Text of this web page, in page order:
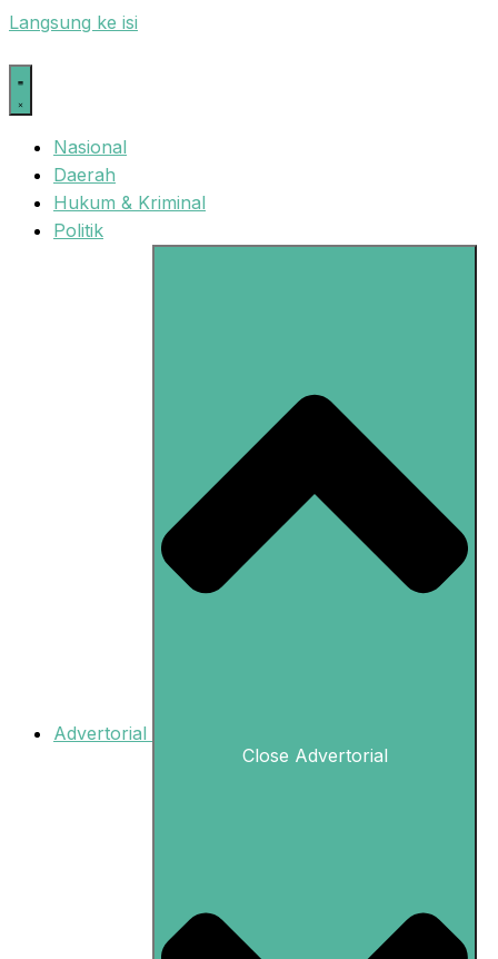
Langsung ke isi
Nasional
Daerah
Hukum & Kriminal
Politik
Advertorial
Close Advertorial